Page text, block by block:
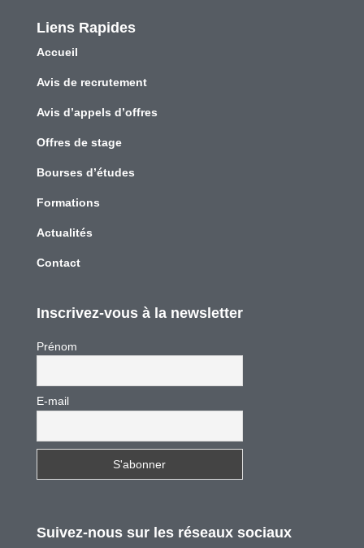
Liens Rapides
Accueil
Avis de recrutement
Avis d’appels d’offres
Offres de stage
Bourses d’études
Formations
Actualités
Contact
Inscrivez-vous à la newsletter
Prénom
E-mail
Suivez-nous sur les réseaux sociaux